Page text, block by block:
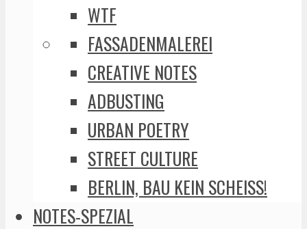
WTF
FASSADENMALEREI
CREATIVE NOTES
ADBUSTING
URBAN POETRY
STREET CULTURE
BERLIN, BAU KEIN SCHEISS!
NOTES-SPEZIAL